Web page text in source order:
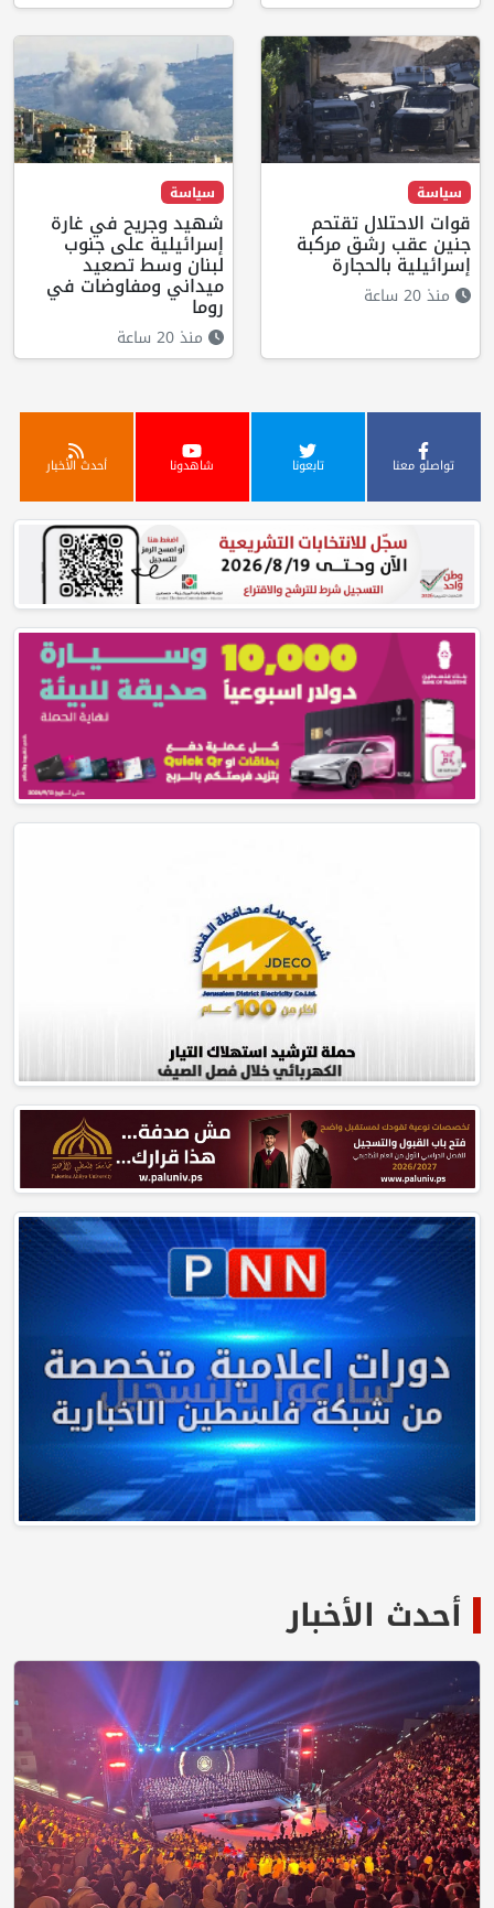
سياسة
قوات الاحتلال تقتحم
جنين عقب رشق مركبة
إسرائيلية بالحجارة
منذ 20 ساعة
سياسة
شهيد وجريح في غارة
إسرائيلية على جنوب
لبنان وسط تصعيد
ميداني ومفاوضات في
روما
منذ 20 ساعة
تواصلو معنا تابعونا شاهدونا أحدث الأخبار
أحدث الأخبار